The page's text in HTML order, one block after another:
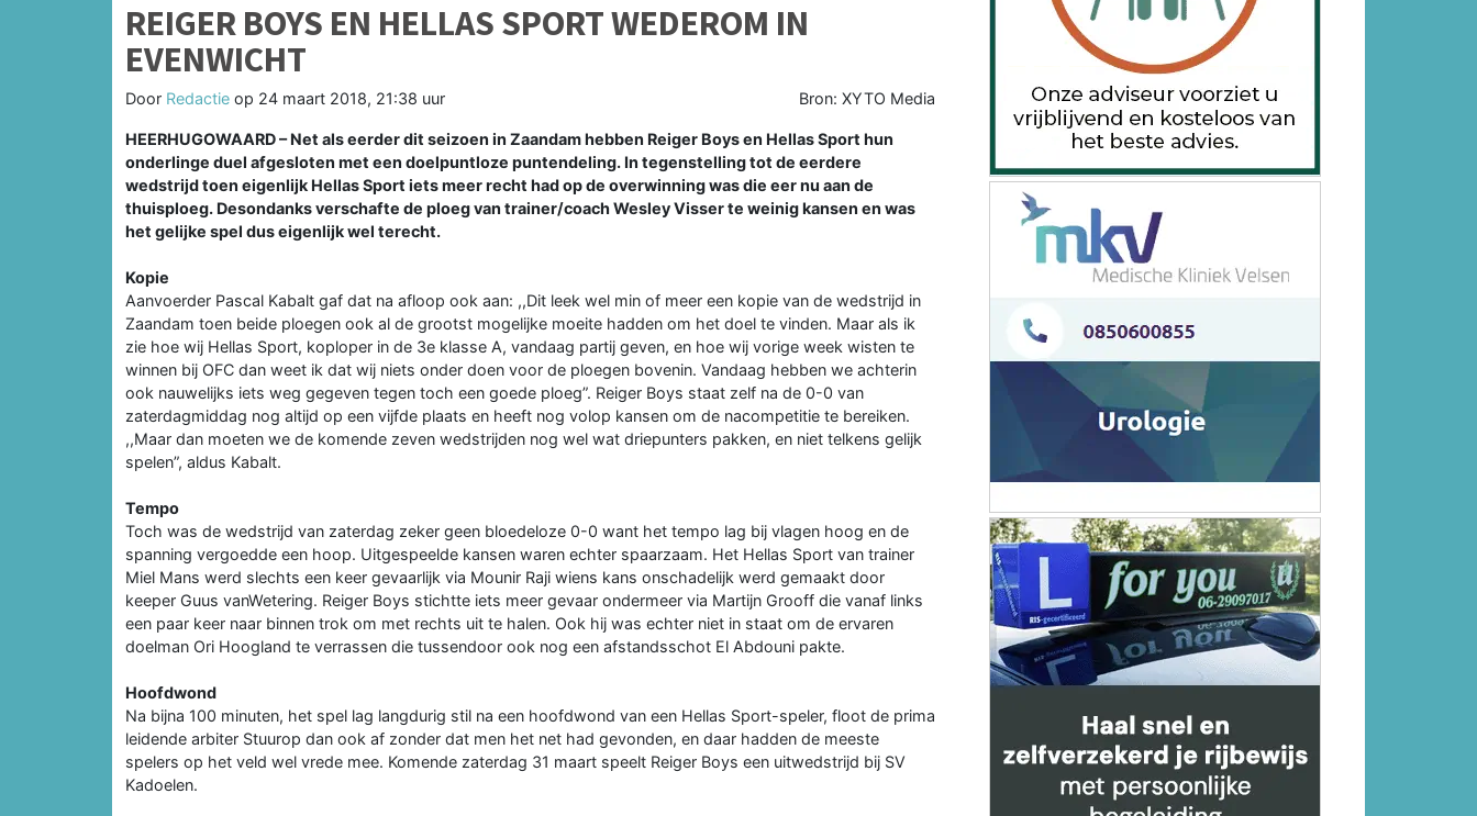
REIGER BOYS EN HELLAS SPORT WEDEROM IN
EVENWICHT
Door Redactie op 24 maart 2018, 21:38 uur Bron: XYTO Media
HEERHUGOWAARD – Net als eerder dit seizoen in Zaandam hebben Reiger Boys en Hellas Sport hun
onderlinge duel afgesloten met een doelpuntloze puntendeling. In tegenstelling tot de eerdere
wedstrijd toen eigenlijk Hellas Sport iets meer recht had op de overwinning was die eer nu aan de
thuisploeg. Desondanks verschafte de ploeg van trainer/coach Wesley Visser te weinig kansen en was
het gelijke spel dus eigenlijk wel terecht.
Kopie
Aanvoerder Pascal Kabalt gaf dat na afloop ook aan: ,,Dit leek wel min of meer een kopie van de wedstrijd in
Zaandam toen beide ploegen ook al de grootst mogelijke moeite hadden om het doel te vinden. Maar als ik
zie hoe wij Hellas Sport, koploper in de 3e klasse A, vandaag partij geven, en hoe wij vorige week wisten te
winnen bij OFC dan weet ik dat wij niets onder doen voor de ploegen bovenin. Vandaag hebben we achterin
ook nauwelijks iets weg gegeven tegen toch een goede ploeg”. Reiger Boys staat zelf na de 0-0 van
zaterdagmiddag nog altijd op een vijfde plaats en heeft nog volop kansen om de nacompetitie te bereiken.
,,Maar dan moeten we de komende zeven wedstrijden nog wel wat driepunters pakken, en niet telkens gelijk
spelen”, aldus Kabalt.
Tempo
Toch was de wedstrijd van zaterdag zeker geen bloedeloze 0-0 want het tempo lag bij vlagen hoog en de
spanning vergoedde een hoop. Uitgespeelde kansen waren echter spaarzaam. Het Hellas Sport van trainer
Miel Mans werd slechts een keer gevaarlijk via Mounir Raji wiens kans onschadelijk werd gemaakt door
keeper Guus vanWetering. Reiger Boys stichtte iets meer gevaar ondermeer via Martijn Grooff die vanaf links
een paar keer naar binnen trok om met rechts uit te halen. Ook hij was echter niet in staat om de ervaren
doelman Ori Hoogland te verrassen die tussendoor ook nog een afstandsschot El Abdouni pakte.
Hoofdwond
Na bijna 100 minuten, het spel lag langdurig stil na een hoofdwond van een Hellas Sport-speler, floot de prima
leidende arbiter Stuurop dan ook af zonder dat men het net had gevonden, en daar hadden de meeste
spelers op het veld wel vrede mee. Komende zaterdag 31 maart speelt Reiger Boys een uitwedstrijd bij SV
Kadoelen.